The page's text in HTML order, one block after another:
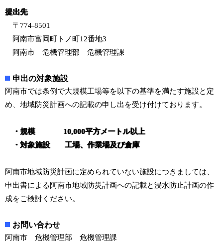
提出先
〒774-8501
阿南市富岡町トノ町12番地3
阿南市 危機管理部 危機管理課
申出の対象施設
阿南市では条例で大規模工場等を以下の基準を満たす施設と定
め、地域防災計画への記載の申し出を受け付けております。
・規模 10,000平方メートル以上
・対象施設 工場、作業場及び倉庫
阿南市地域防災計画に定められていない施設につきましては、
申出書による阿南市地域防災計画への記載と浸水防止計画の作
成をご検討ください。
お問い合わせ
阿南市 危機管理部 危機管理課